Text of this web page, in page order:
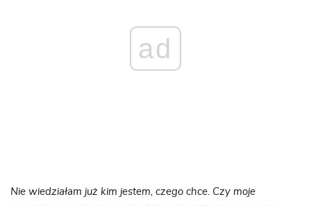
ad
Nie wiedziałam już kim jestem, czego chce. Czy moje